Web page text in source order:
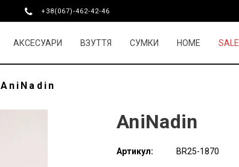
+38(067)-462-42-46
АКСЕСУАРИ ВЗУТТЯ СУМКИ HOME SALE
AniNadin
AniNadin
Артикул: BR25-1870